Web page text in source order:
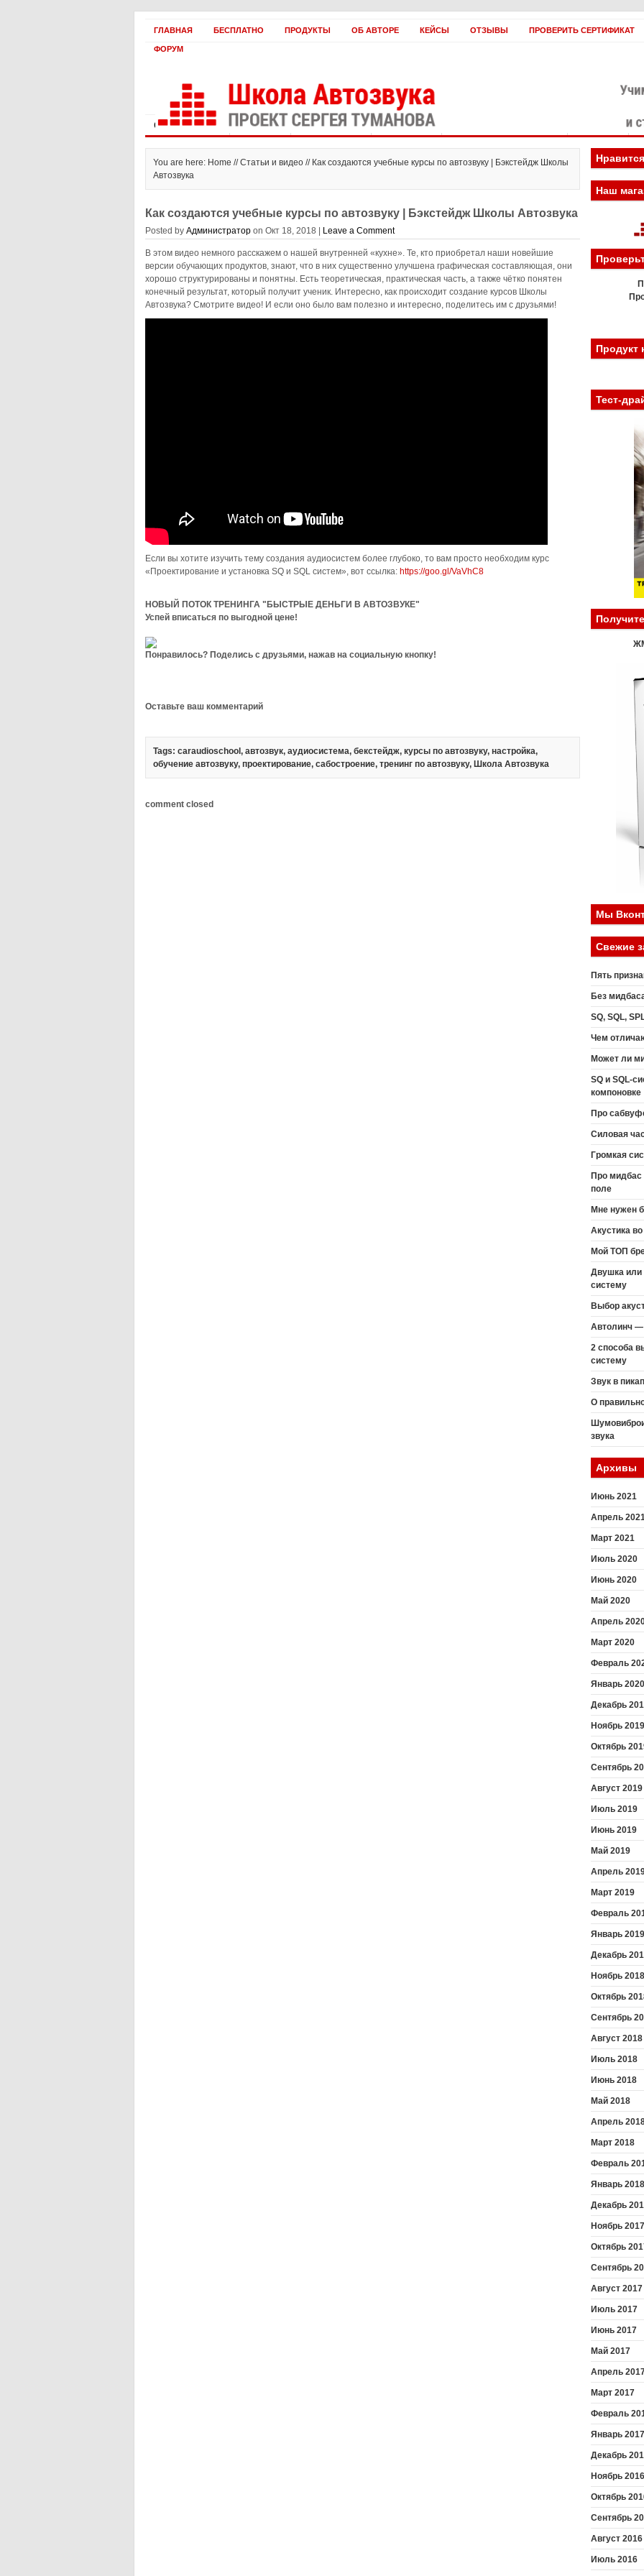
ГЛАВНАЯ БЕСПЛАТНО ПРОДУКТЫ ОБ АВТОРЕ КЕЙСЫ ОТЗЫВЫ ПРОВЕРИТЬ СЕРТИФИКАТ
ФОРУМ
Статьи и видео Интервью Как оплатить? Заработать!
You are here: Home //Статьи и видео // Как создаются учебные курсы по автозвуку | Бэкстейдж Школы
Автозвука
Как создаются учебные курсы по автозвуку | Бэкстейдж Школы Автозвука
Posted by Администратор on Окт 18, 2018 | Leave a Comment
В этом видео немного расскажем о нашей внутренней «кухне». Те, кто приобретал наши новейшие
версии обучающих продуктов, знают, что в них существенно улучшена графическая составляющая, они
хорошо структурированы и понятны. Есть теоретическая, практическая часть, а также чётко понятен
конечный результат, который получит ученик. Интересно, как происходит создание курсов Школы
Автозвука? Смотрите видео! И если оно было вам полезно и интересно, поделитесь им с друзьями!
Если вы хотите изучить тему создания аудиосистем более глубоко, то вам просто необходим курс
«Проектирование и установка SQ и SQL систем», вот ссылка: https://goo.gl/VaVhC8
НОВЫЙ ПОТОК ТРЕНИНГА "БЫСТРЫЕ ДЕНЬГИ В АВТОЗВУКЕ"
Успей вписаться по выгодной цене!
Понравилось? Поделись с друзьями, нажав на социальную кнопку!
Оставьте ваш комментарий
Tags: caraudioschool , автозвук, аудиосистема, бекстейдж, курсы по автозвуку, настройка,
обучение автозвуку, проектирование, сабостроение, тренинг по автозвуку, Школа Автозвука
comment closed
Наш
Продукт
Тест-
Мы
Свежие
Пять
Без
SQ, SQL,
Чем
Может ли
SQ и SQL-
компоновке
Про
Силовая
Громкая
Про мидбас
поле
Мне нужен
Акустика
Мой ТОП
Двушка или
систему
Выбор
Автолинч —
2 способа
систему
Звук в
О
звука
Архивы
Июнь 2021
Апрель
Март 2021
Июль 2020
Июнь 2020
Май 2020
Апрель
Март 2020
Февраль
Январь 2020
Декабрь
Ноябрь 2019
Октябрь
Сентябрь
Август 2019
Июль 2019
Июнь 2019
Май 2019
Апрель
Март 2019
Февраль
Январь 2019
Декабрь
Ноябрь 2018
Октябрь
Сентябрь
Август 2018
Июль 2018
Июнь 2018
Май 2018
Апрель
Март 2018
Февраль
Январь 2018
Декабрь
Ноябрь 2017
Октябрь
Сентябрь
Август 2017
Июль 2017
Июнь 2017
Май 2017
Апрель
Март 2017
Февраль
Январь 2017
Декабрь
Ноябрь 2016
Октябрь
Сентябрь
Август 2016
Июль 2016